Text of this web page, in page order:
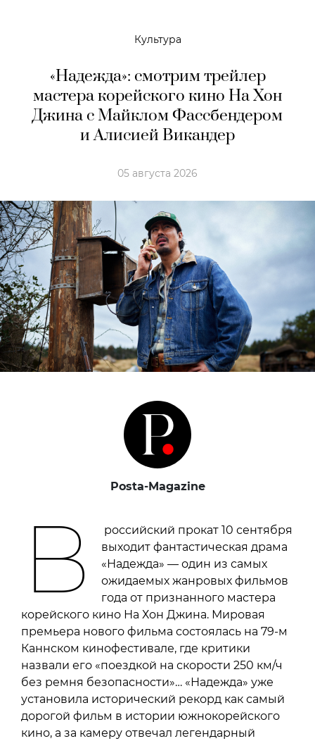
Культура
«Надежда»: смотрим трейлер
мастера корейского кино На Хон
Джина с Майклом Фассбендером
и Алисией Викандер
05 августа 2026
Posta-Magazine
В
российский прокат 10 сентября
выходит фантастическая драма
«Надежда» — один из самых
ожидаемых жанровых фильмов
года от признанного мастера
корейского кино На Хон Джина. Мировая
премьера нового фильма состоялась на 79-м
Каннском кинофестивале, где критики
назвали его «поездкой на скорости 250 км/ч
без ремня безопасности»… «Надежда» уже
установила исторический рекорд как самый
дорогой фильм в истории южнокорейского
кино, а за камеру отвечал легендарный